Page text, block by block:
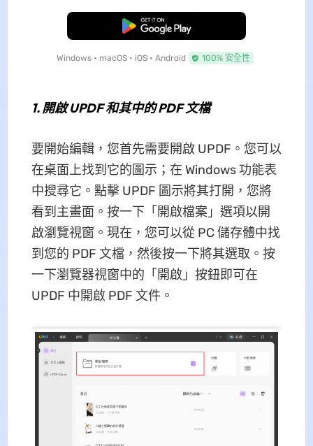
免費下載
Windows • macOS • iOS • Android 100% 安全性
1.開啟 UPDF 和其中的 PDF 文檔
要開始編輯，您首先需要開啟 UPDF。您可以
在桌面上找到它的圖示；在 Windows 功能表
中搜尋它。點擊 UPDF 圖示將其打開，您將
看到主畫面。按一下「開啟檔案」選項以開
啟瀏覽視窗。現在，您可以從 PC 儲存體中找
到您的 PDF 文檔，然後按一下將其選取。按
一下瀏覽器視窗中的「開啟」按鈕即可在
UPDF 中開啟 PDF 文件。